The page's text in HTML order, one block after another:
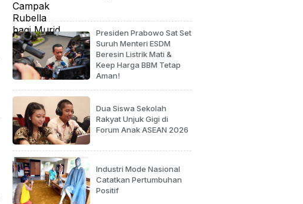
Presiden Prabowo Sat Set
Suruh Menteri ESDM
Beresin Listrik Mati &
Keep Harga BBM Tetap
Aman!
Dua Siswa Sekolah
Rakyat Unjuk Gigi di
Forum Anak ASEAN 2026
Industri Mode Nasional
Catatkan Pertumbuhan
Positif